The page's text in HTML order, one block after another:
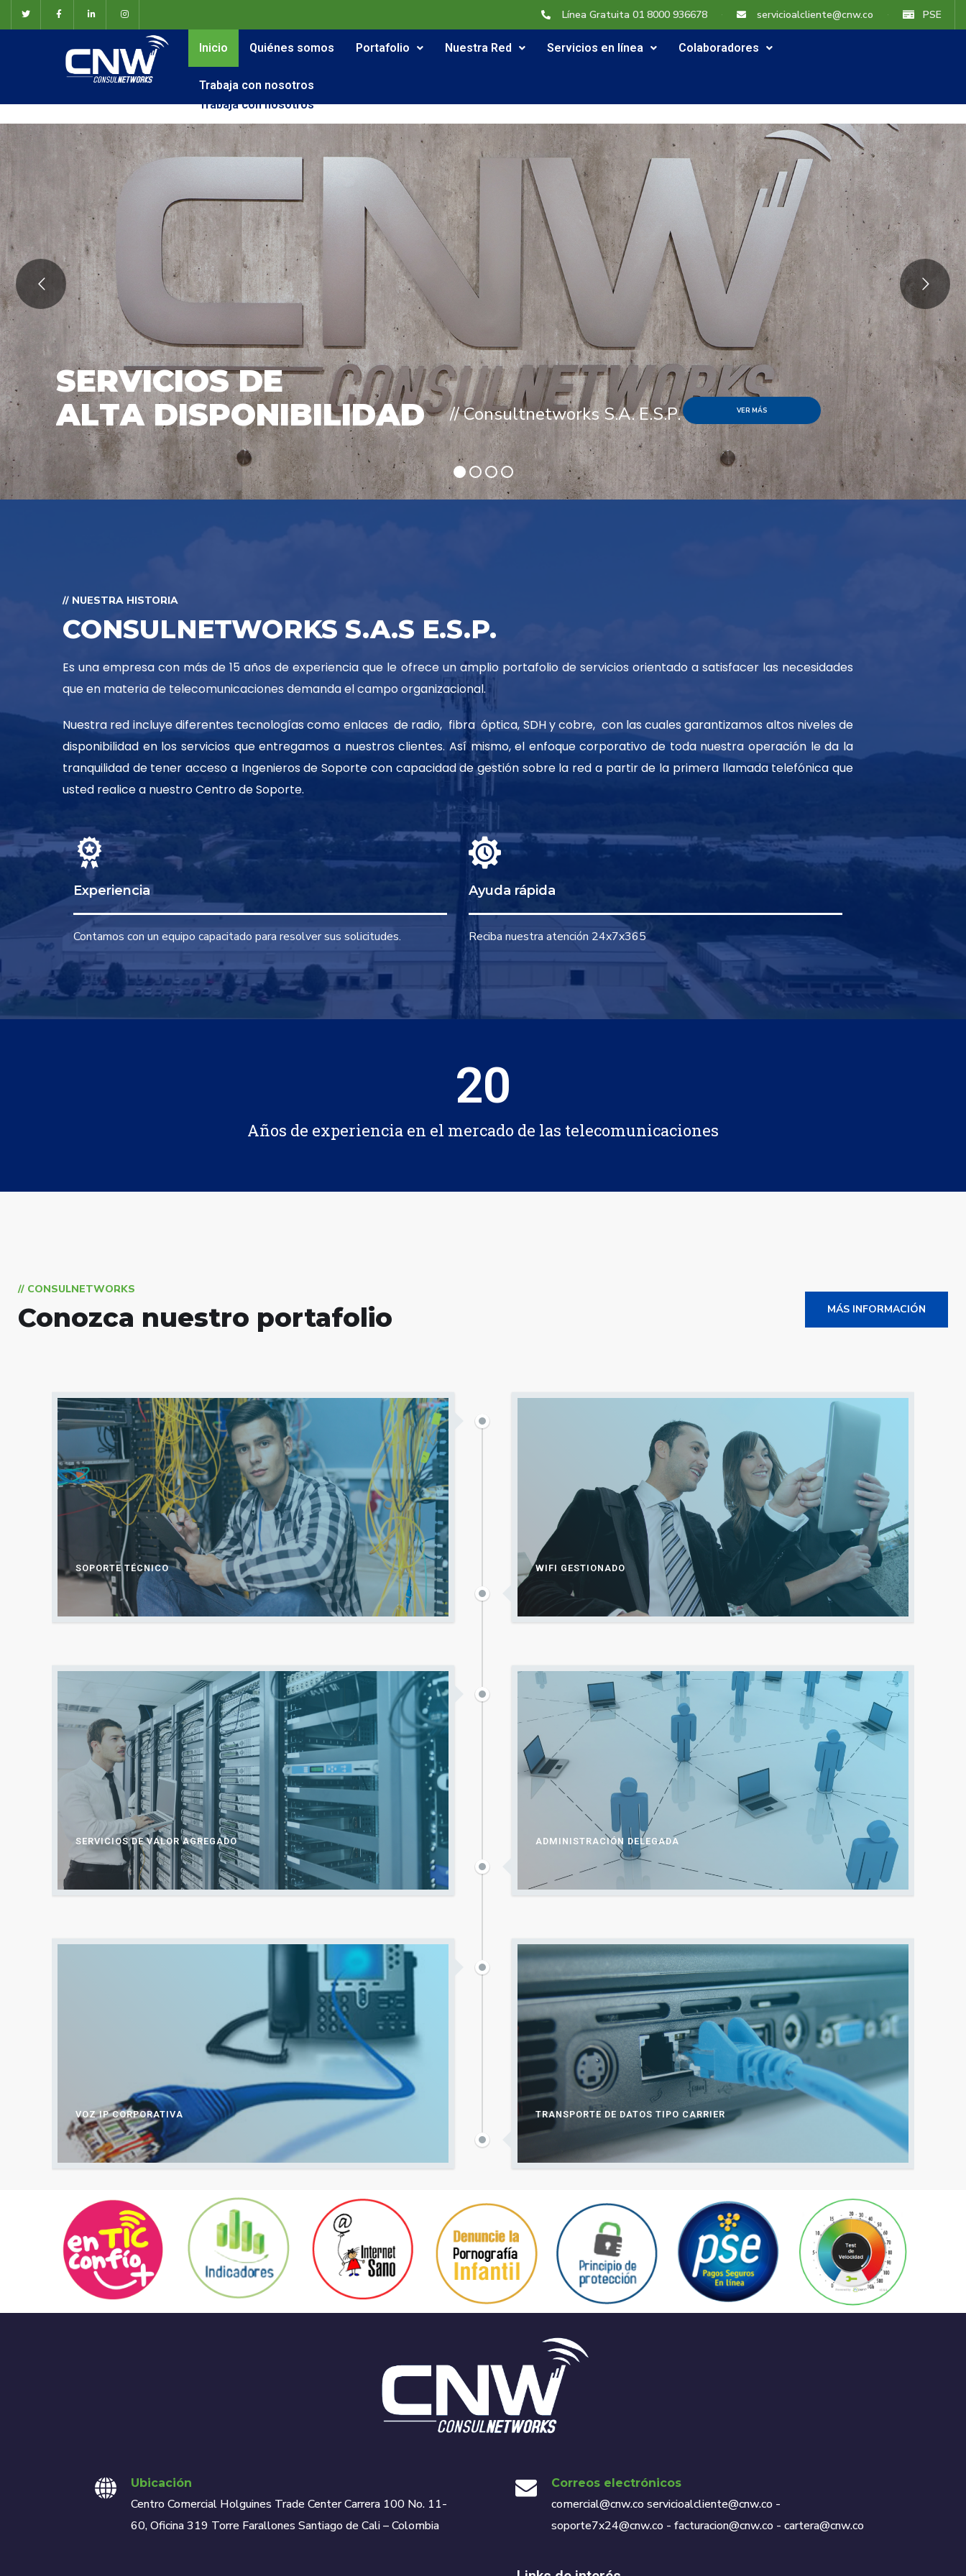
Línea Gratuita 01 8000 936678 servicioalcliente@cnw.co PSE
Inicio Quiénes somos Portafolio Nuestra Red Servicios en línea Colaboradores
Trabaja con nosotros
Inicio
Trabaja con nosotros
SERVICIOS DE
ALTA DISPONIBILIDAD // Consultnetworks S.A. E.S.P. VER MÁS
// NUESTRA HISTORIA
CONSULNETWORKS S.A.S E.S.P.
Es una empresa con más de 15 años de experiencia que le ofrece un amplio portafolio de servicios orientado a satisfacer las necesidades
que en materia de telecomunicaciones demanda el campo organizacional.
Nuestra red incluye diferentes tecnologías como enlaces de radio, fibra óptica, SDH y cobre, con las cuales garantizamos altos niveles de
disponibilidad en los servicios que entregamos a nuestros clientes. Así mismo, el enfoque corporativo de toda nuestra operación le da la
tranquilidad de tener acceso a Ingenieros de Soporte con capacidad de gestión sobre la red a partir de la primera llamada telefónica que
usted realice a nuestro Centro de Soporte.
Experiencia
Contamos con un equipo capacitado para resolver sus solicitudes.
Ayuda rápida
Reciba nuestra atención 24x7x365
20
Años de experiencia en el mercado de las telecomunicaciones
// CONSULNETWORKS
Conozca nuestro portafolio MÁS INFORMACIÓN
SOPORTE TÉCNICO WIFI GESTIONADO
SERVICIOS DE VALOR AGREGADO ADMINISTRACIÓN DELEGADA
VOZ IP CORPORATIVA TRANSPORTE DE DATOS TIPO CARRIER
Ubicación
Centro Comercial Holguines Trade Center Carrera 100 No. 11-
60, Oficina 319 Torre Farallones Santiago de Cali – Colombia
Correos electrónicos
comercial@cnw.co servicioalcliente@cnw.co -
soporte7x24@cnw.co - facturacion@cnw.co - cartera@cnw.co